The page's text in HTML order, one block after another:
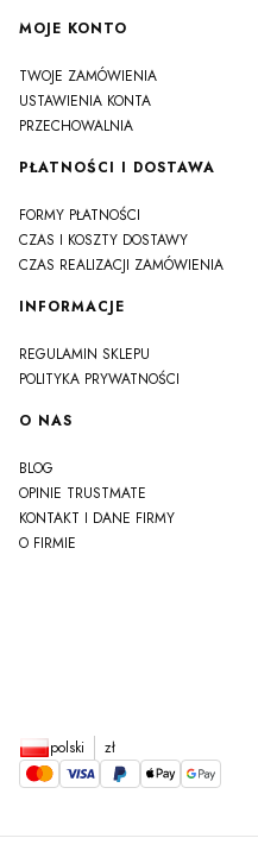
MOJE KONTO
TWOJE ZAMÓWIENIA
USTAWIENIA KONTA
PRZECHOWALNIA
PŁATNOŚCI I DOSTAWA
FORMY PŁATNOŚCI
CZAS I KOSZTY DOSTAWY
CZAS REALIZACJI ZAMÓWIENIA
INFORMACJE
REGULAMIN SKLEPU
POLITYKA PRYWATNOŚCI
O NAS
BLOG
OPINIE TRUSTMATE
KONTAKT I DANE FIRMY
O FIRMIE
polski zł